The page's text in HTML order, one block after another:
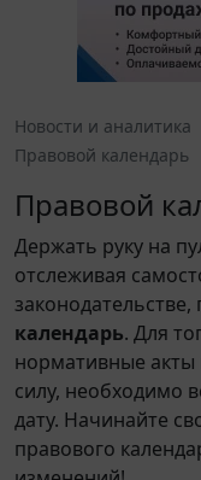
Новости и аналитика
Правовой календарь
Правовой
Держать руку на
отслеживая
календарь. Для
нормативные акты
силу, необходимо
дату. Начинайте
правового